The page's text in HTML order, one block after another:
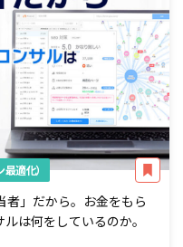
適化）
者」だから。お金をもら
は何をしているのか。